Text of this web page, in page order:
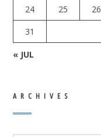
24
25 26
31
« JUL
ARCHIVES